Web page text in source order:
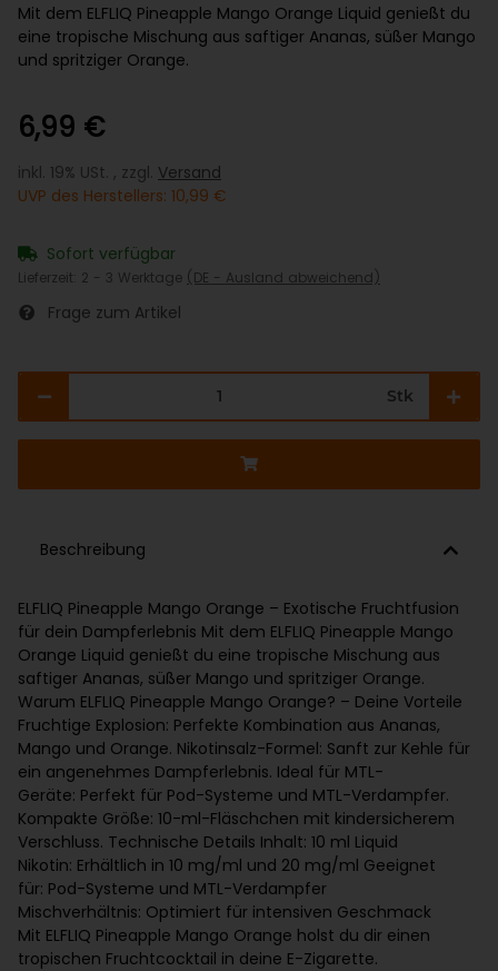
Mit dem ELFLIQ Pineapple Mango Orange Liquid genießt du
eine tropische Mischung aus saftiger Ananas, süßer Mango
und spritziger Orange.
6,99 €
inkl. 19% USt. , zzgl. Versand
UVP des Herstellers: 10,99 €
Sofort verfügbar
Lieferzeit: 2 - 3 Werktage (DE - Ausland abweichend)
Frage zum Artikel
Stk
Beschreibung
ELFLIQ Pineapple Mango Orange – Exotische Fruchtfusion
für dein Dampferlebnis Mit dem ELFLIQ Pineapple Mango
Orange Liquid genießt du eine tropische Mischung aus
saftiger Ananas, süßer Mango und spritziger Orange.
Warum ELFLIQ Pineapple Mango Orange? – Deine Vorteile
Fruchtige Explosion: Perfekte Kombination aus Ananas,
Mango und Orange. Nikotinsalz-Formel: Sanft zur Kehle für
ein angenehmes Dampferlebnis. Ideal für MTL-
Geräte: Perfekt für Pod-Systeme und MTL-Verdampfer.
Kompakte Größe: 10-ml-Fläschchen mit kindersicherem
Verschluss. Technische Details Inhalt: 10 ml Liquid
Nikotin: Erhältlich in 10 mg/ml und 20 mg/ml Geeignet
für: Pod-Systeme und MTL-Verdampfer
Mischverhältnis: Optimiert für intensiven Geschmack
Mit ELFLIQ Pineapple Mango Orange holst du dir einen
tropischen Fruchtcocktail in deine E-Zigarette.